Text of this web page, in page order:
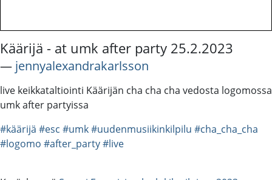
Käärijä - at umk after party 25.2.2023
― jennyalexandrakarlsson
live keikkataltiointi Käärijän cha cha cha vedosta logomossa
umk after partyissa
#käärijä #esc #umk#uudenmusiikinkilpilu #cha_cha_cha
#logomo #after_party#live